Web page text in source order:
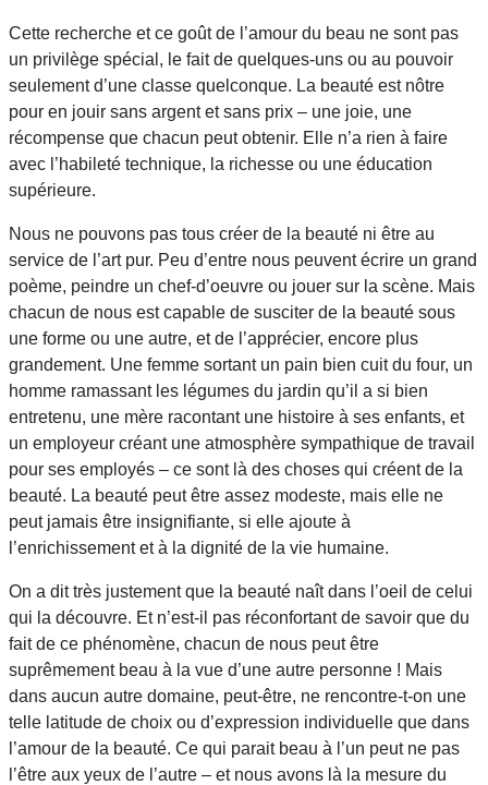
Cette recherche et ce goût de l’amour du beau ne sont pas
un privilège spécial, le fait de quelques-uns ou au pouvoir
seulement d’une classe quelconque. La beauté est nôtre
pour en jouir sans argent et sans prix – une joie, une
récompense que chacun peut obtenir. Elle n’a rien à faire
avec l’habileté technique, la richesse ou une éducation
supérieure.
Nous ne pouvons pas tous créer de la beauté ni être au
service de l’art pur. Peu d’entre nous peuvent écrire un grand
poème, peindre un chef-d’oeuvre ou jouer sur la scène. Mais
chacun de nous est capable de susciter de la beauté sous
une forme ou une autre, et de l’apprécier, encore plus
grandement. Une femme sortant un pain bien cuit du four, un
homme ramassant les légumes du jardin qu’il a si bien
entretenu, une mère racontant une histoire à ses enfants, et
un employeur créant une atmosphère sympathique de travail
pour ses employés – ce sont là des choses qui créent de la
beauté. La beauté peut être assez modeste, mais elle ne
peut jamais être insignifiante, si elle ajoute à
l’enrichissement et à la dignité de la vie humaine.
On a dit très justement que la beauté naît dans l’oeil de celui
qui la découvre. Et n’est-il pas réconfortant de savoir que du
fait de ce phénomène, chacun de nous peut être
suprêmement beau à la vue d’une autre personne ! Mais
dans aucun autre domaine, peut-être, ne rencontre-t-on une
telle latitude de choix ou d’expression individuelle que dans
l’amour de la beauté. Ce qui parait beau à l’un peut ne pas
l’être aux yeux de l’autre – et nous avons là la mesure du